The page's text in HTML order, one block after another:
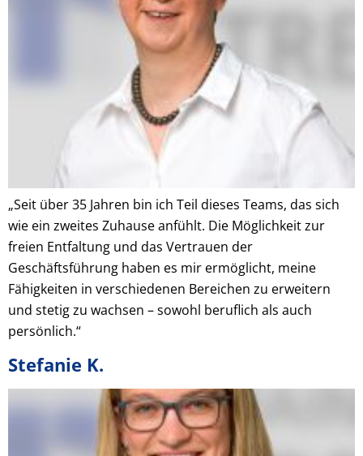
„Seit über 35 Jahren bin ich Teil dieses Teams, das sich
wie ein zweites Zuhause anfühlt. Die Möglichkeit zur
freien Entfaltung und das Vertrauen der
Geschäftsführung haben es mir ermöglicht, meine
Fähigkeiten in verschiedenen Bereichen zu erweitern
und stetig zu wachsen – sowohl beruflich als auch
persönlich.“
Stefanie K.